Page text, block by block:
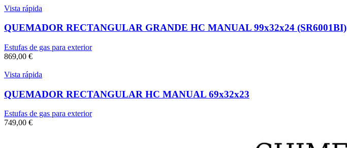
Vista rápida
QUEMADOR RECTANGULAR GRANDE HC MANUAL 99x32x24 (SR6001BI)
Estufas de gas para exterior
869,00 €
Vista rápida
QUEMADOR RECTANGULAR HC MANUAL 69x32x23
Estufas de gas para exterior
749,00 €